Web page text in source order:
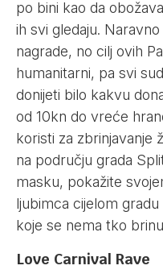
po bini kao da
ih svi gledaju.
nagrade, no cilj ovih
humanitarni, pa svi
donijeti bilo kakvu
od 10kn do vreće
koristi za zbrinjavanje
na području grada
masku, pokažite
ljubimca cijelom
koje se nema tko
Love Carnival Rave